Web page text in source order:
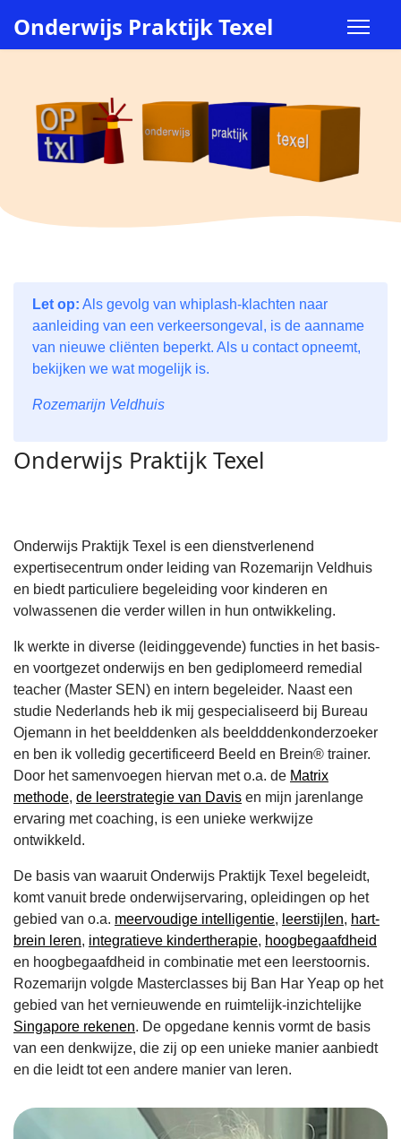
Onderwijs Praktijk Texel
Let op: Als gevolg van whiplash-klachten naar
aanleiding van een verkeersongeval, is de aanname
van nieuwe cliënten beperkt. Als u contact opneemt,
bekijken we wat mogelijk is.
Rozemarijn Veldhuis
Onderwijs Praktijk Texel
Onderwijs Praktijk Texel is een dienstverlenend
expertisecentrum onder leiding van Rozemarijn Veldhuis
en biedt particuliere begeleiding voor kinderen en
volwassenen die verder willen in hun ontwikkeling.
Ik werkte in diverse (leidinggevende) functies in het basis-
en voortgezet onderwijs en ben gediplomeerd remedial
teacher (Master SEN) en intern begeleider. Naast een
studie Nederlands heb ik mij gespecialiseerd bij Bureau
Ojemann in het beelddenken als beeldddenkonderzoeker
en ben ik volledig gecertificeerd Beeld en Brein® trainer.
Door het samenvoegen hiervan met o.a. de Matrix
methode, de leerstrategie van Davis en mijn jarenlange
ervaring met coaching, is een unieke werkwijze
ontwikkeld.
De basis van waaruit Onderwijs Praktijk Texel begeleidt,
komt vanuit brede onderwijservaring, opleidingen op het
gebied van o.a. meervoudige intelligentie, leerstijlen, hart-
brein leren, integratieve kindertherapie, hoogbegaafdheid
en hoogbegaafdheid in combinatie met een leerstoornis.
Rozemarijn volgde Masterclasses bij Ban Har Yeap op het
gebied van het vernieuwende en ruimtelijk-inzichtelijke
Singapore rekenen. De opgedane kennis vormt de basis
van een denkwijze, die zij op een unieke manier aanbiedt
en die leidt tot een andere manier van leren.